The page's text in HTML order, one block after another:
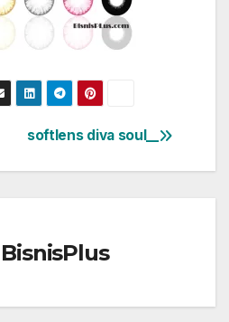
softlens diva soul__
BisnisPlus